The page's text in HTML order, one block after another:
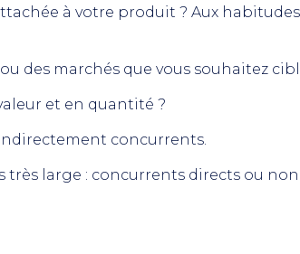
à votre produit ? Aux
des marchés que vous souhaitez
et en quantité ?
concurrents.
très large : concurrents directs ou